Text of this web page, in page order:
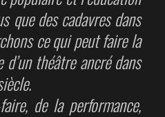
que des cadavres dans
ce qui peut faire la
théâtre ancré dans
de la performance,